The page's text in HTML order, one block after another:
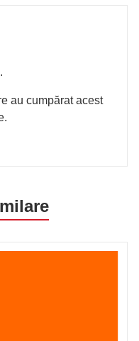
au cumpărat acest